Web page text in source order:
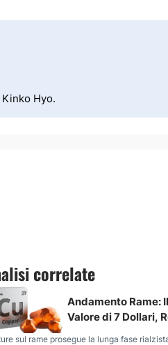
Hyo.
correlate
Andamento Rame:
Valore di 7 Dollari,
sul rame prosegue la lunga fase